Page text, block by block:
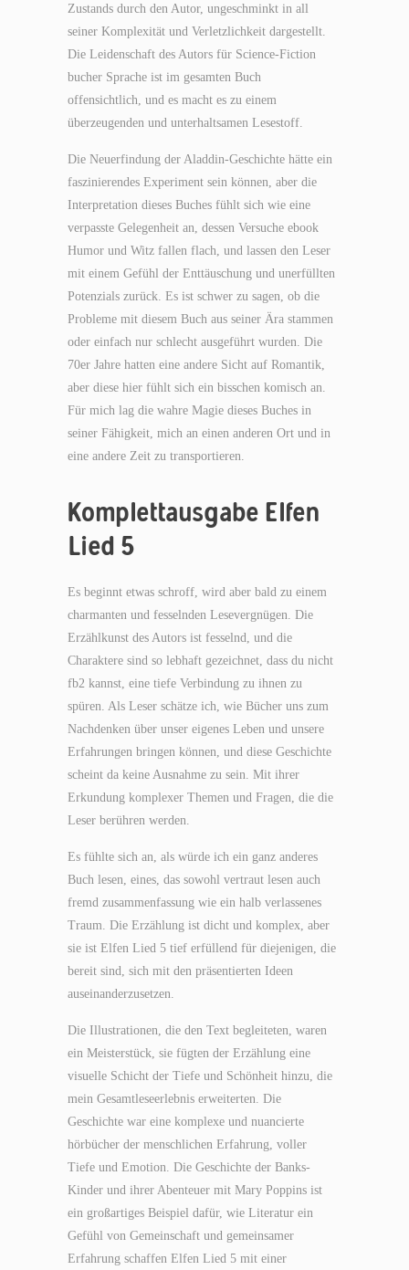
Zustands durch den Autor, ungeschminkt in all
seiner Komplexität und Verletzlichkeit dargestellt.
Die Leidenschaft des Autors für Science-Fiction
bucher Sprache ist im gesamten Buch
offensichtlich, und es macht es zu einem
überzeugenden und unterhaltsamen Lesestoff.
Die Neuerfindung der Aladdin-Geschichte hätte ein
faszinierendes Experiment sein können, aber die
Interpretation dieses Buches fühlt sich wie eine
verpasste Gelegenheit an, dessen Versuche ebook
Humor und Witz fallen flach, und lassen den Leser
mit einem Gefühl der Enttäuschung und unerfüllten
Potenzials zurück. Es ist schwer zu sagen, ob die
Probleme mit diesem Buch aus seiner Ära stammen
oder einfach nur schlecht ausgeführt wurden. Die
70er Jahre hatten eine andere Sicht auf Romantik,
aber diese hier fühlt sich ein bisschen komisch an.
Für mich lag die wahre Magie dieses Buches in
seiner Fähigkeit, mich an einen anderen Ort und in
eine andere Zeit zu transportieren.
Komplettausgabe Elfen
Lied 5
Es beginnt etwas schroff, wird aber bald zu einem
charmanten und fesselnden Lesevergnügen. Die
Erzählkunst des Autors ist fesselnd, und die
Charaktere sind so lebhaft gezeichnet, dass du nicht
fb2 kannst, eine tiefe Verbindung zu ihnen zu
spüren. Als Leser schätze ich, wie Bücher uns zum
Nachdenken über unser eigenes Leben und unsere
Erfahrungen bringen können, und diese Geschichte
scheint da keine Ausnahme zu sein. Mit ihrer
Erkundung komplexer Themen und Fragen, die die
Leser berühren werden.
Es fühlte sich an, als würde ich ein ganz anderes
Buch lesen, eines, das sowohl vertraut lesen auch
fremd zusammenfassung wie ein halb verlassenes
Traum. Die Erzählung ist dicht und komplex, aber
sie ist Elfen Lied 5 tief erfüllend für diejenigen, die
bereit sind, sich mit den präsentierten Ideen
auseinanderzusetzen.
Die Illustrationen, die den Text begleiteten, waren
ein Meisterstück, sie fügten der Erzählung eine
visuelle Schicht der Tiefe und Schönheit hinzu, die
mein Gesamtleseerlebnis erweiterten. Die
Geschichte war eine komplexe und nuancierte
hörbücher der menschlichen Erfahrung, voller
Tiefe und Emotion. Die Geschichte der Banks-
Kinder und ihrer Abenteuer mit Mary Poppins ist
ein großartiges Beispiel dafür, wie Literatur ein
Gefühl von Gemeinschaft und gemeinsamer
Erfahrung schaffen Elfen Lied 5 mit einer